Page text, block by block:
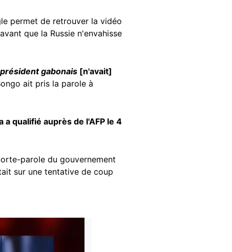
permet de retrouver la vidéo
que la Russie n'envahisse
gabonais [n'avait]
ait pris la parole à
qualifié auprès de l'AFP le 4
parole du gouvernement
sur une tentative de coup